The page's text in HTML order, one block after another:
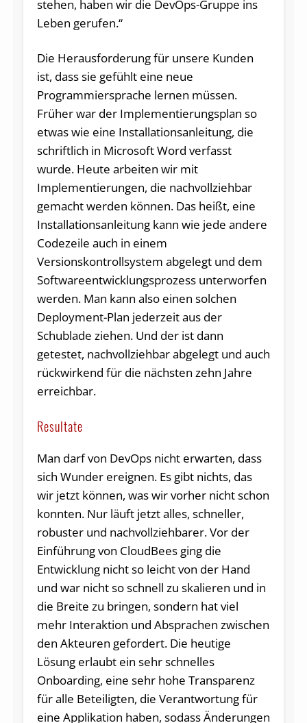
stehen, haben wir die DevOps-Gruppe ins
Leben gerufen.“
Die Herausforderung für unsere Kunden
ist, dass sie gefühlt eine neue
Programmiersprache lernen müssen.
Früher war der Implementierungsplan so
etwas wie eine Installationsanleitung, die
schriftlich in Microsoft Word verfasst
wurde. Heute arbeiten wir mit
Implementierungen, die nachvollziehbar
gemacht werden können. Das heißt, eine
Installationsanleitung kann wie jede andere
Codezeile auch in einem
Versionskontrollsystem abgelegt und dem
Softwareentwicklungsprozess unterworfen
werden. Man kann also einen solchen
Deployment-Plan jederzeit aus der
Schublade ziehen. Und der ist dann
getestet, nachvollziehbar abgelegt und auch
rückwirkend für die nächsten zehn Jahre
erreichbar.
Resultate
Man darf von DevOps nicht erwarten, dass
sich Wunder ereignen. Es gibt nichts, das
wir jetzt können, was wir vorher nicht schon
konnten. Nur läuft jetzt alles, schneller,
robuster und nachvollziehbarer. Vor der
Einführung von CloudBees ging die
Entwicklung nicht so leicht von der Hand
und war nicht so schnell zu skalieren und in
die Breite zu bringen, sondern hat viel
mehr Interaktion und Absprachen zwischen
den Akteuren gefordert. Die heutige
Lösung erlaubt ein sehr schnelles
Onboarding, eine sehr hohe Transparenz
für alle Beteiligten, die Verantwortung für
eine Applikation haben, sodass Änderungen